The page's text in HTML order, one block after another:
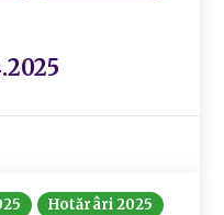
Hotărâri 2025